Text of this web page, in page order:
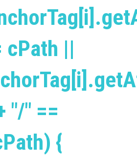
cPath ||
"/" ==
{